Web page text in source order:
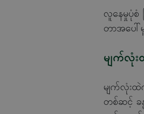
လူနေမှုပုံစံ
တာအပေါ်
မျက်လုံ
မျက်လုံးထဲ
တစ်ဆင့် ခန္